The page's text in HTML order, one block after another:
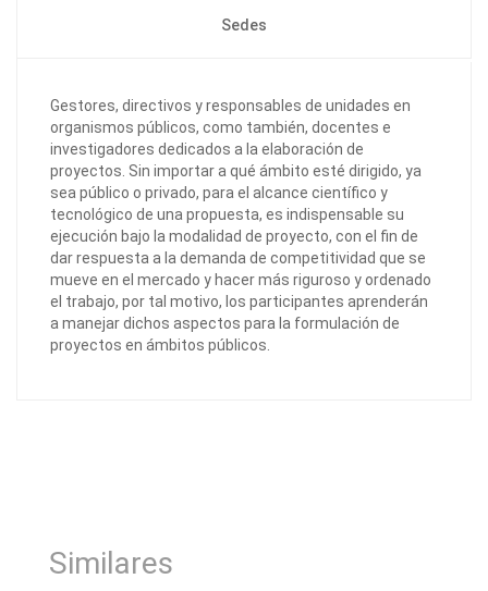
Sedes
Gestores, directivos y responsables de unidades en
organismos públicos, como también, docentes e
investigadores dedicados a la elaboración de
proyectos. Sin importar a qué ámbito esté dirigido, ya
sea público o privado, para el alcance científico y
tecnológico de una propuesta, es indispensable su
ejecución bajo la modalidad de proyecto, con el fin de
dar respuesta a la demanda de competitividad que se
mueve en el mercado y hacer más riguroso y ordenado
el trabajo, por tal motivo, los participantes aprenderán
a manejar dichos aspectos para la formulación de
proyectos en ámbitos públicos.
Similares